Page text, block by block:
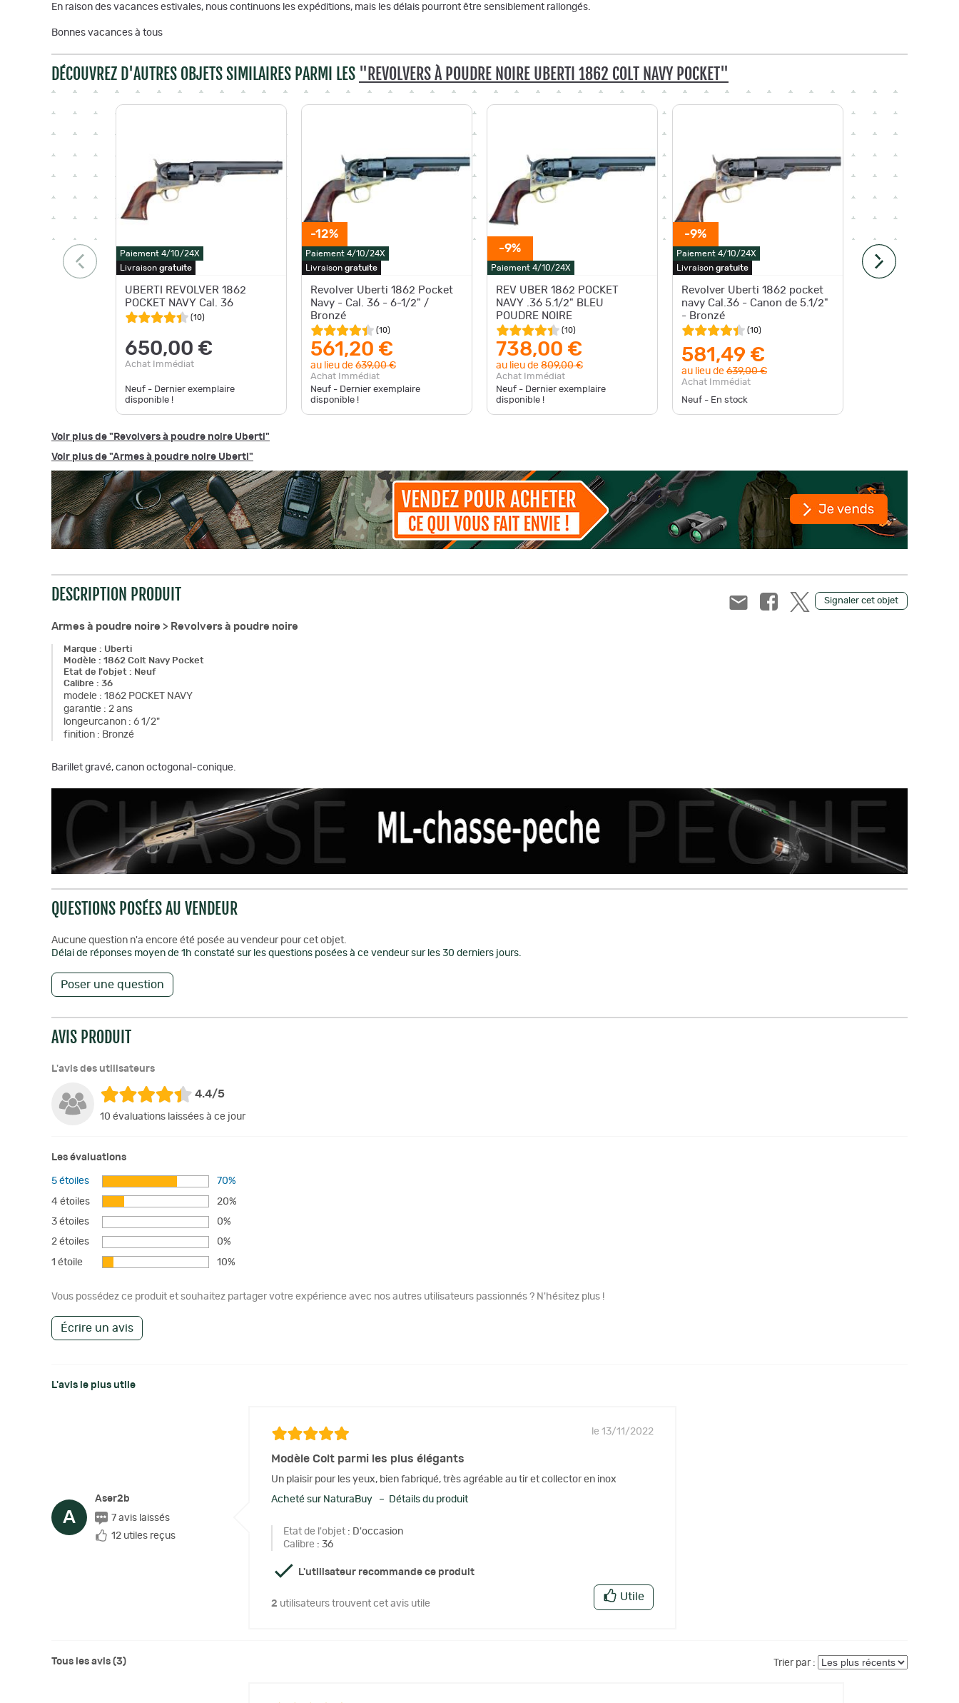
En raison des vacances estivales, nous continuons les expéditions, mais les délais pourront être sensiblement rallongés.
Bonnes vacances à tous
DÉCOUVREZ D'AUTRES OBJETS SIMILAIRES PARMI LES "REVOLVERS À POUDRE NOIRE UBERTI 1862 COLT NAVY POCKET"
Paiement 4/10/24X
Livraison gratuite
UBERTI REVOLVER 1862
POCKET NAVY Cal. 36
(10)
650,00 €
Achat Immédiat
Neuf - Dernier exemplaire
disponible !
-12%
Paiement 4/10/24X
Livraison gratuite
Revolver Uberti 1862 Pocket
Navy - Cal. 36 - 6-1/2" /
Bronzé
(10)
561,20 €
au lieu de 639,00 €
Achat Immédiat
Neuf - Dernier exemplaire
disponible !
-9%
Paiement 4/10/24X
REV UBER 1862 POCKET
NAVY .36 5.1/2" BLEU
POUDRE NOIRE
(10)
738,00 €
au lieu de 809,00 €
Achat Immédiat
Neuf - Dernier exemplaire
disponible !
-9%
Paiement 4/10/24X
Livraison gratuite
Revolver Uberti 1862 pocket
navy Cal.36 - Canon de 5.1/2"
- Bronzé
(10)
581,49 €
au lieu de 639,00 €
Achat Immédiat
Neuf - En stock
Voir plus de "Revolvers à poudre noire Uberti"
Voir plus de "Armes à poudre noire Uberti"
Signaler cet objet
DESCRIPTION PRODUIT
Armes à poudre noire > Revolvers à poudre noire
Marque : Uberti
Modèle : 1862 Colt Navy Pocket
Etat de l'objet : Neuf
Calibre : 36
modele : 1862 POCKET NAVY
garantie : 2 ans
longeurcanon : 6 1/2"
finition : Bronzé
Barillet gravé, canon octogonal-conique.
QUESTIONS POSÉES AU VENDEUR
Aucune question n'a encore été posée au vendeur pour cet objet.
Délai de réponses moyen de 1h constaté sur les questions posées à ce vendeur sur les 30 derniers jours.
Poser une question
AVIS PRODUIT
L'avis des utilisateurs
4.4/5
10 évaluations laissées à ce jour
Les évaluations
5 étoiles 70%
4 étoiles 20%
3 étoiles 0%
2 étoiles 0%
1 étoile 10%
Vous possédez ce produit et souhaitez partager votre expérience avec nos autres utilisateurs passionnés ? N'hésitez plus !
Écrire un avis
L'avis le plus utile
A
Aser2b
7 avis laissés
12 utiles reçus
le 13/11/2022
Modèle Colt parmi les plus élégants
Un plaisir pour les yeux, bien fabriqué, très agréable au tir et collector en inox
Acheté sur NaturaBuy – Détails du produit
Etat de l'objet : D'occasion
Calibre : 36
L'utilisateur recommande ce produit
2 utilisateurs trouvent cet avis utile
Utile
Trier par :
Tous les avis (3)